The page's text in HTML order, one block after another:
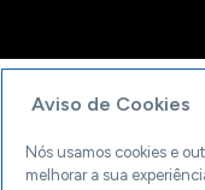
Aviso de Cookies
Nós usamos cookies e
melhorar a sua